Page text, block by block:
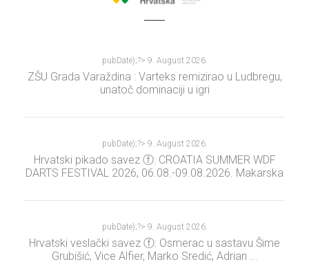
pubDate);?> 9. August 2026.
ZŠU Grada Varaždina : Varteks remizirao u Ludbregu,
unatoč dominaciji u igri
pubDate);?> 9. August 2026.
Hrvatski pikado savez ⓕ: CROATIA SUMMER WDF
DARTS FESTIVAL 2026, 06.08.-09.08.2026. Makarska
pubDate);?> 9. August 2026.
Hrvatski veslački savez ⓕ: Osmerac u sastavu Šime
Grubišić, Vice Alfier, Marko Sredić, Adrian ...